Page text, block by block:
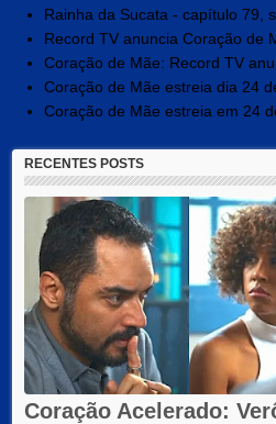
Rainha da Sucata - capítulo 79,
Record TV anuncia Coração de
Coração de Mãe: Record TV
Coração de Mãe estreia dia 24
Coração de Mãe estreia em 24
RECENTES POSTS
Coração Acelerado: